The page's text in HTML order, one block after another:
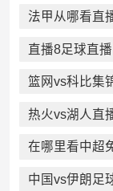
法甲从哪看直
直播8足球直播
篮网vs科比集
热火vs湖人直
在哪里看中超
中国vs伊朗足